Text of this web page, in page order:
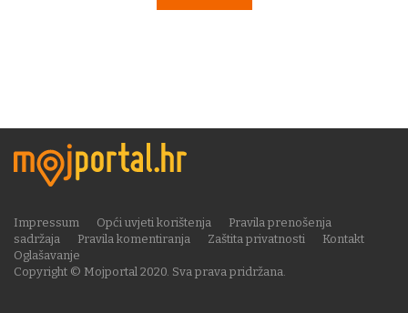
Copyright © Mojportal 2020. Sva prava pridržana.
Impressum Opći uvjeti korištenja
Pravila prenošenja
sadržaja
Pravila komentiranja Zaštita privatnosti
Kontakt
Oglašavanje